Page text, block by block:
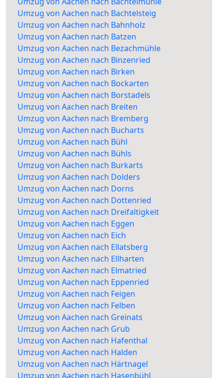
Umzug von Aachen nach Bachtelsteig
Umzug von Aachen nach Bahnholz
Umzug von Aachen nach Batzen
Umzug von Aachen nach Bezachmühle
Umzug von Aachen nach Binzenried
Umzug von Aachen nach Birken
Umzug von Aachen nach Bockarten
Umzug von Aachen nach Borstadels
Umzug von Aachen nach Breiten
Umzug von Aachen nach Bremberg
Umzug von Aachen nach Bucharts
Umzug von Aachen nach Bühl
Umzug von Aachen nach Bühls
Umzug von Aachen nach Burkarts
Umzug von Aachen nach Dolders
Umzug von Aachen nach Dorns
Umzug von Aachen nach Dottenried
Umzug von Aachen nach Dreifaltigkeit
Umzug von Aachen nach Eggen
Umzug von Aachen nach Eich
Umzug von Aachen nach Ellatsberg
Umzug von Aachen nach Ellharten
Umzug von Aachen nach Elmatried
Umzug von Aachen nach Eppenried
Umzug von Aachen nach Feigen
Umzug von Aachen nach Felben
Umzug von Aachen nach Greinats
Umzug von Aachen nach Grub
Umzug von Aachen nach Hafenthal
Umzug von Aachen nach Halden
Umzug von Aachen nach Härtnagel
Umzug von Aachen nach Hasenbühl